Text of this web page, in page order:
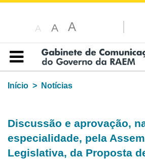
A A A
Índice
Início
Notícias
Discussão e aprovação,
especialidade, pela
Legislativa, da Proposta